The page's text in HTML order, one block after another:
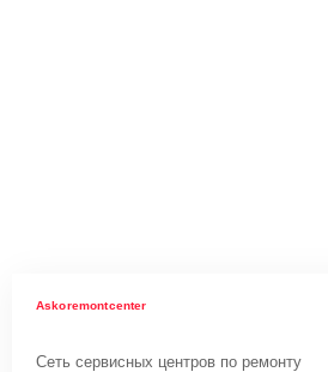
Askoremontcenter
Сеть сервисных центров по ремонту